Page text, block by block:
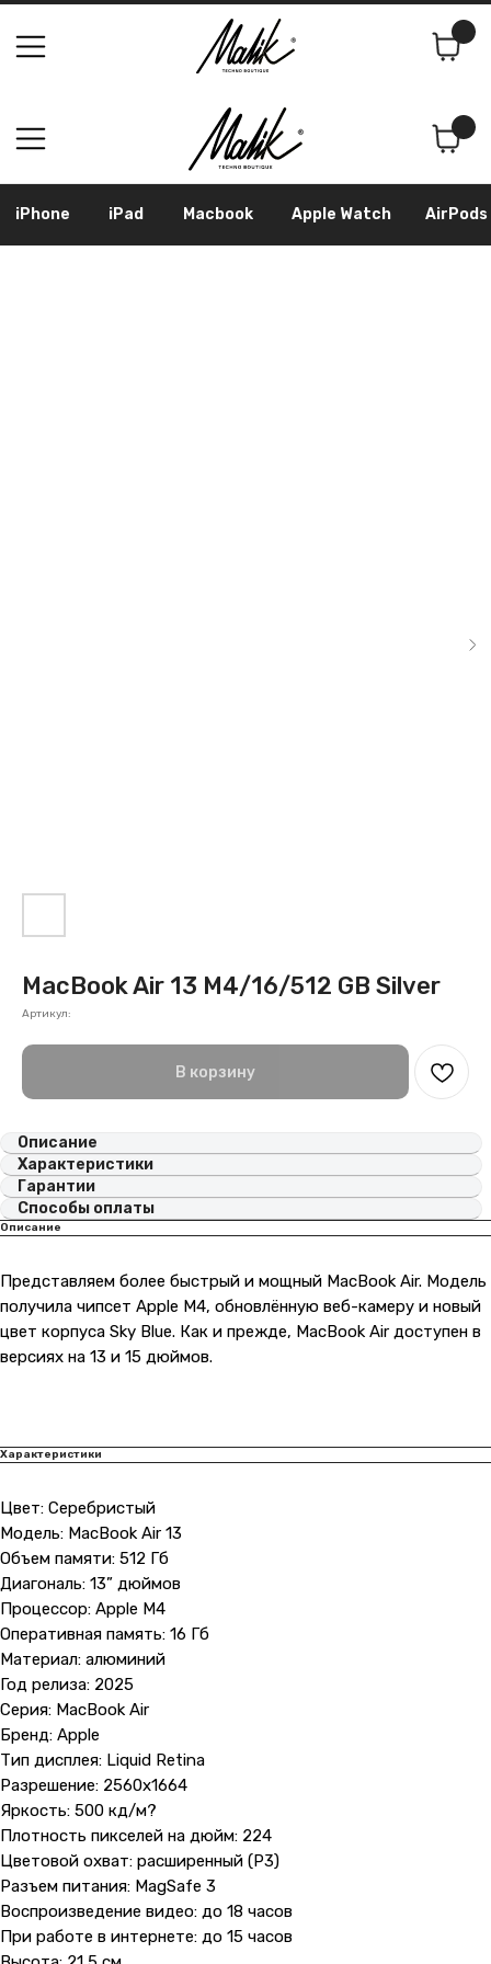
Поиск
iPhone Apple Watch
MacBook Air 13 M4/16/512 GB Silver
Артикул:
В корзину
Описание
Характеристики
Гарантии
Способы оплаты
Описание
Представляем более быстрый и мощный MacBook Air. Модель
получила чипсет Apple M4, обновлённую веб-камеру и новый
цвет корпуса Sky Blue. Как и прежде, MacBook Air доступен в
версиях на 13 и 15 дюймов.
Характеристики
Цвет: Серебристый
Модель: MacBook Air 13
Объем памяти: 512 Гб
Диагональ: 13” дюймов
Процессор: Apple M4
Оперативная память: 16 Гб
Материал: алюминий
Год релиза: 2025
Серия: MacBook Air
Бренд: Apple
Тип дисплея: Liquid Retina
Разрешение: 2560x1664
Яркость: 500 кд/м?
Плотность пикселей на дюйм: 224
Цветовой охват: расширенный (P3)
Разъем питания: MagSafe 3
Воспроизведение видео: до 18 часов
При работе в интернете: до 15 часов